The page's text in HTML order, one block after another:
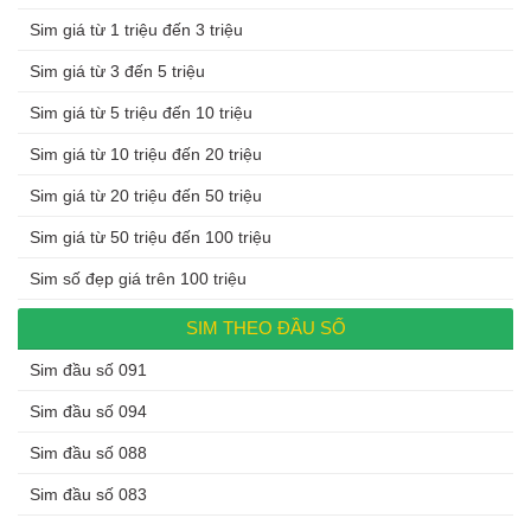
Sim giá từ 1 triệu đến 3 triệu
Sim giá từ 3 đến 5 triệu
Sim giá từ 5 triệu đến 10 triệu
Sim giá từ 10 triệu đến 20 triệu
Sim giá từ 20 triệu đến 50 triệu
Sim giá từ 50 triệu đến 100 triệu
Sim số đẹp giá trên 100 triệu
SIM THEO ĐẦU SỐ
Sim đầu số 091
Sim đầu số 094
Sim đầu số 088
Sim đầu số 083